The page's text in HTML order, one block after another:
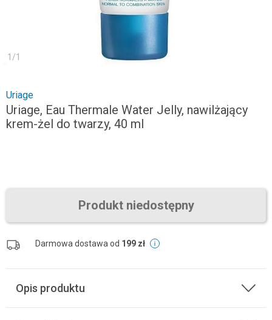
1 /1
Uriage
Uriage, Eau Thermale Water Jelly, nawilżający
krem-żel do twarzy, 40 ml
Produkt niedostępny
Darmowa dostawa od 199 zł
Opis produktu